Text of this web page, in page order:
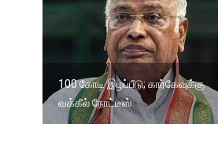
100 கோடி இழப்பீடு; கார்கேவுக்கு
வக்கீல் நோட்டீஸ்